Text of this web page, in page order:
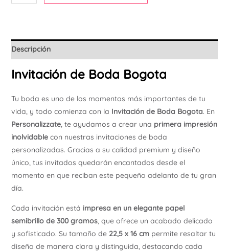
Descripción
Invitación de Boda Bogota
Tu boda es uno de los momentos más importantes de tu
vida, y todo comienza con la Invitación de Boda Bogota. En
Personalizzate, te ayudamos a crear una primera impresión
inolvidablecon nuestras invitaciones de boda
personalizadas. Gracias a su calidad premium y diseño
único, tus invitados quedarán encantados desde el
momento en que reciban este pequeño adelanto de tu gran
día.
Cada invitación está impresa en un elegante papel
semibrillo de 300 gramos, que ofrece un acabado delicado
y sofisticado. Su tamaño de 22,5 x 16 cmpermite resaltar tu
diseño de manera clara y distinguida, destacando cada